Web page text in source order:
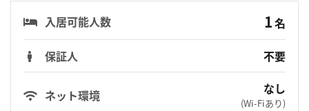
入居可能人数 1名
保証人
不要
ネット環境 なし
(Wi-Fiあり)